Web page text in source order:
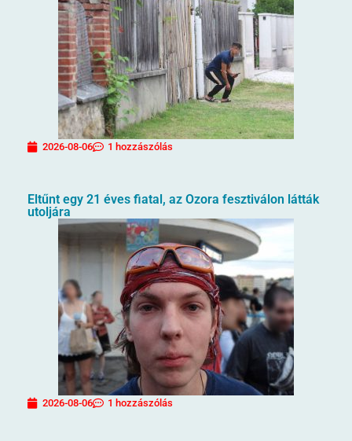
2026-08-06 1 hozzászólás
Eltűnt egy 21 éves fiatal, az Ozora fesztiválon látták
utoljára
2026-08-06 1 hozzászólás